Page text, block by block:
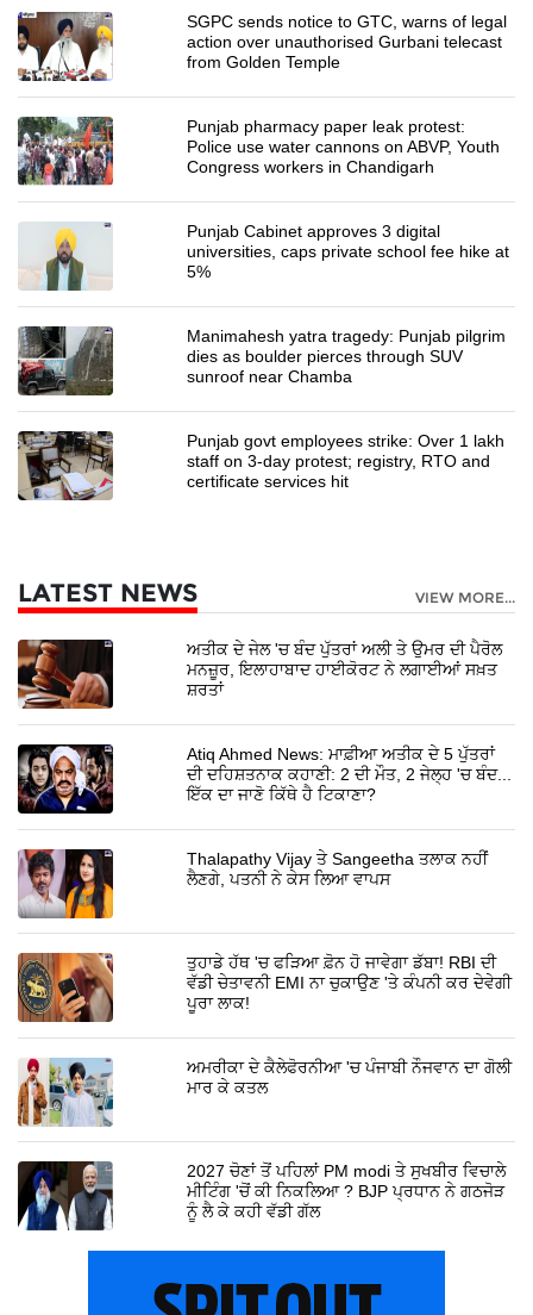
SGPC sends notice to GTC, warns of legal
action over unauthorised Gurbani telecast
from Golden Temple
Punjab pharmacy paper leak protest:
Police use water cannons on ABVP, Youth
Congress workers in Chandigarh
Punjab Cabinet approves 3 digital
universities, caps private school fee hike at
5%
Manimahesh yatra tragedy: Punjab pilgrim
dies as boulder pierces through SUV
sunroof near Chamba
Punjab govt employees strike: Over 1 lakh
staff on 3-day protest; registry, RTO and
certificate services hit
LATEST NEWS VIEW MORE...
ਅਤੀਕ ਦੇ ਜੇਲ 'ਚ ਬੰਦ ਪੁੱਤਰਾਂ ਅਲੀ ਤੇ ਉਮਰ ਦੀ ਪੈਰੋਲ
ਮਨਜ਼ੂਰ, ਇਲਾਹਾਬਾਦ ਹਾਈਕੋਰਟ ਨੇ ਲਗਾਈਆਂ ਸਖ਼ਤ
ਸ਼ਰਤਾਂ
Atiq Ahmed News: ਮਾਫ਼ੀਆ ਅਤੀਕ ਦੇ 5 ਪੁੱਤਰਾਂ
ਦੀ ਦਹਿਸ਼ਤਨਾਕ ਕਹਾਣੀ: 2 ਦੀ ਮੌਤ, 2 ਜੇਲ੍ਹ 'ਚ ਬੰਦ...
ਇੱਕ ਦਾ ਜਾਣੋ ਕਿੱਥੇ ਹੈ ਟਿਕਾਣਾ?
Thalapathy Vijay ਤੇ Sangeetha ਤਲਾਕ ਨਹੀਂ
ਲੈਣਗੇ, ਪਤਨੀ ਨੇ ਕੇਸ ਲਿਆ ਵਾਪਸ
ਤੁਹਾਡੇ ਹੱਥ 'ਚ ਫੜਿਆ ਫ਼ੋਨ ਹੋ ਜਾਵੇਗਾ ਡੱਬਾ! RBI ਦੀ
ਵੱਡੀ ਚੇਤਾਵਨੀ EMI ਨਾ ਚੁਕਾਉਣ 'ਤੇ ਕੰਪਨੀ ਕਰ ਦੇਵੇਗੀ
ਪੂਰਾ ਲਾਕ!
ਅਮਰੀਕਾ ਦੇ ਕੈਲੇਫੋਰਨੀਆ 'ਚ ਪੰਜਾਬੀ ਨੌਜਵਾਨ ਦਾ ਗੋਲੀ
ਮਾਰ ਕੇ ਕਤਲ
2027 ਚੋਣਾਂ ਤੋਂ ਪਹਿਲਾਂ PM modi ਤੇ ਸੁਖਬੀਰ ਵਿਚਾਲੇ
ਮੀਟਿੰਗ 'ਚੋਂ ਕੀ ਨਿਕਲਿਆ ? BJP ਪ੍ਰਧਾਨ ਨੇ ਗਠਜੋੜ
ਨੂੰ ਲੈ ਕੇ ਕਹੀ ਵੱਡੀ ਗੱਲ